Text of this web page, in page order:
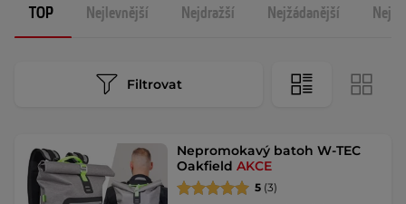
TOP Nejlevnější Nejdražší Nejžádanější
Filtrovat
Nepromokavý batoh W-TEC
OakfieldAKCE
5 (3)